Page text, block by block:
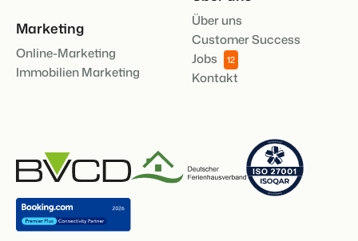
Marketing
Online-Marketing
Immobilien Marketing
Über uns
Customer Success
Jobs
12
Kontakt